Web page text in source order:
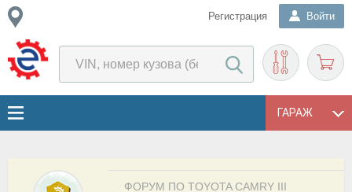
Регистрация Войти
ГАРАЖ
ФОРУМ ПО TOYOTA CAMRY III